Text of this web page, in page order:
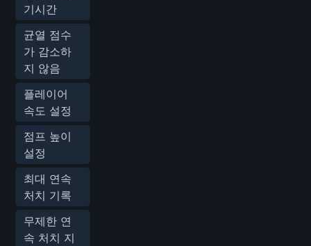
기시간
균열 점수
가 감소하
지 않음
플레이어
속도 설정
점프 높이
설정
최대 연속
처치 기록
무제한 연
속 처치 지